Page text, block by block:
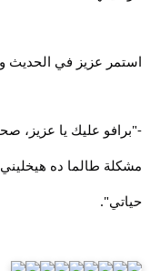
استمر عزيز في الحديث
-"برافو عليك يا عزيز،
مشكلة طالما ده
حياتي".